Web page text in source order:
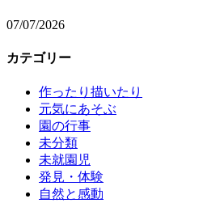
07/07/2026
カテゴリー
作ったり描いたり
元気にあそぶ
園の行事
未分類
未就園児
発見・体験
自然と感動